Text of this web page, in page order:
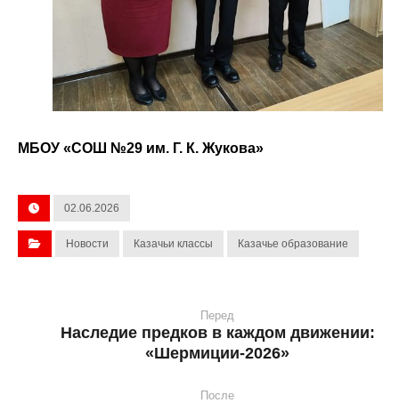
МБОУ «СОШ №29 им. Г. К. Жукова»
02.06.2026
Новости Казачьи классы Казачье образование
Перед
Наследие предков в каждом движении:
«Шермиции-2026»
После